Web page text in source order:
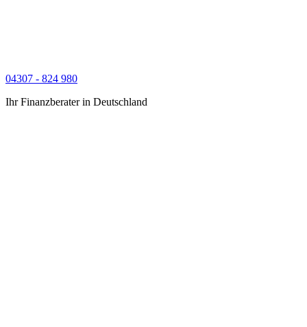
04307 - 824 980
Ihr Finanzberater in Deutschland